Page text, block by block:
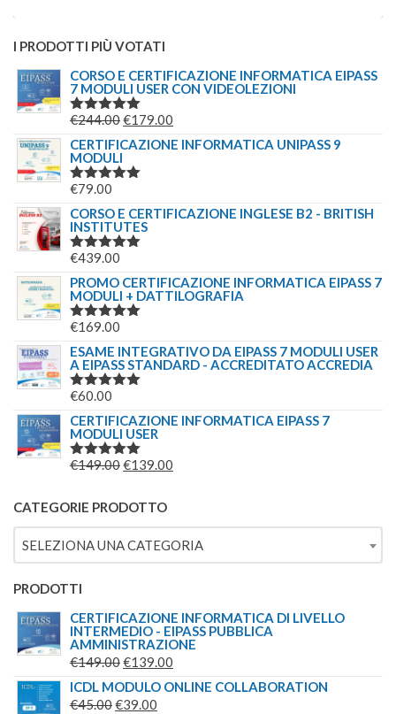
I PRODOTTI PIÙ VOTATI
CORSO E CERTIFICAZIONE INFORMATICA EIPASS
7 MODULI USER CON VIDEOLEZIONI
VALUTATO
€244.00IL
PREZZO
ERA:
€179.00
PREZZO
CERTIFICAZIONE INFORMATICA UNIPASS 9
MODULI
VALUTATO
€79.00
CORSO E CERTIFICAZIONE INGLESE B2 - BRITISH
INSTITUTES
VALUTATO
€439.00
PROMO CERTIFICAZIONE INFORMATICA EIPASS 7
MODULI + DATTILOGRAFIA
VALUTATO
€169.00
ESAME INTEGRATIVO DA EIPASS 7 MODULI USER
A EIPASS STANDARD - ACCREDITATO ACCREDIA
VALUTATO
€60.00
CERTIFICAZIONE INFORMATICA EIPASS 7
MODULI USER
VALUTATO
€149.00IL
ORIGINALE
ERA:
€149.00.
€139.00
È:
€139.00.
CATEGORIE PRODOTTO
SELEZIONA UNA CATEGORIA
PRODOTTI
CERTIFICAZIONE INFORMATICA DI LIVELLO
INTERMEDIO - EIPASS PUBBLICA
AMMINISTRAZIONE
€149.00IL
PREZZO
ORIGINALE
€139.00
PREZZO
ICDL MODULO ONLINE COLLABORATION
€45.00IL
€39.00